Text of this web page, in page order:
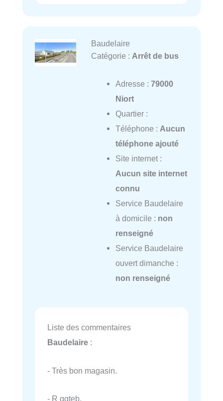
Baudelaire
Catégorie : Arrêt de bus
Adresse : 79000
Niort
Quartier :
Téléphone : Aucun
téléphone ajouté
Site internet :
Aucun site internet
connu
Service Baudelaire
à domicile : non
renseigné
Service Baudelaire
ouvert dimanche :
non renseigné
Liste des commentaires
Baudelaire :
- Très bon magasin.
- R qqteb.